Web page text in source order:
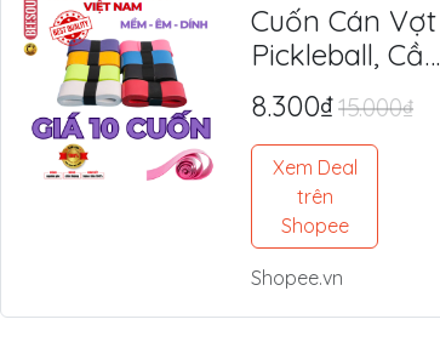
Cuốn Cán Vợt
Pickleball, Cầu
Lông Da PU
Cao Cấp -
Mềm Êm, Siêu
Bám Tay,
Chống Trượt
Tối Ưu
8.300₫15.000₫
Xem Deal
trên
Shopee
Shopee.vn